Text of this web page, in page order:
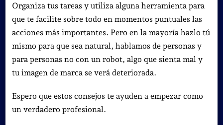
Organiza tus tareas y utiliza alguna herramienta para
que te facilite sobre todo en momentos puntuales las
acciones más importantes. Pero en la mayoría hazlo tú
mismo para que sea natural, hablamos de personas y
para personas no con un robot, algo que sienta mal y
tu imagen de marca se verá deteriorada.
Espero que estos consejos te ayuden a empezar como
un verdadero profesional.